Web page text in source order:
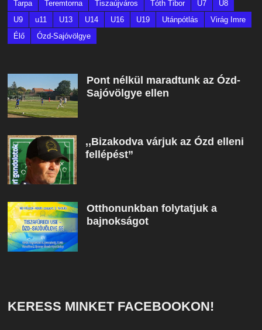
Tarpa
Teremtorna Tiszaújváros Tóth Tibor U7
U8
U9
u11 U13 U14 U16 U19 Utánpótlás
Virág Imre
Élő
Ózd-Sajóvölgye
Pont nélkül maradtunk az Ózd-
Sajóvölgye ellen
,,Bizakodva várjuk az Ózd elleni
fellépést”
Otthonunkban folytatjuk a
bajnokságot
KERESS MINKET FACEBOOKON!